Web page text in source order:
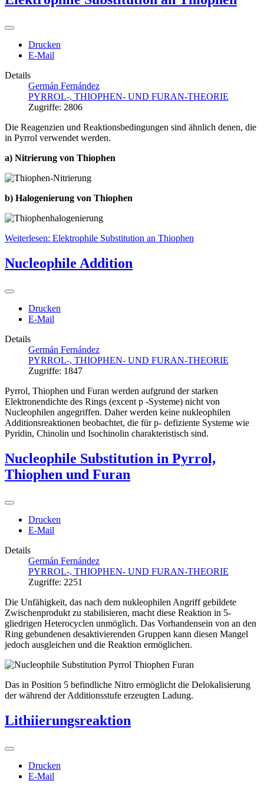
Drucken
E-Mail
Details
Germán Fernández
PYRROL-, THIOPHEN- UND FURAN-THEORIE
Zugriffe: 2806
Die Reagenzien und Reaktionsbedingungen sind ähnlich denen, die
in Pyrrol verwendet werden.
a) Nitrierung von Thiophen
b) Halogenierung von Thiophen
Weiterlesen: Elektrophile Substitution an Thiophen
Nucleophile Addition
Drucken
E-Mail
Details
Germán Fernández
PYRROL-, THIOPHEN- UND FURAN-THEORIE
Zugriffe: 1847
Pyrrol, Thiophen und Furan werden aufgrund der starken
Elektronendichte des Rings (excent p -Systeme) nicht von
Nucleophilen angegriffen. Daher werden keine nukleophilen
Additionsreaktionen beobachtet, die fürp- defiziente Systeme wie
Pyridin, Chinolin und Isochinolin charakteristisch sind.
Nucleophile Substitution in Pyrrol,
Thiophen und Furan
Drucken
E-Mail
Details
Germán Fernández
PYRROL-, THIOPHEN- UND FURAN-THEORIE
Zugriffe: 2251
Die Unfähigkeit, das nach dem nukleophilen Angriff gebildete
Zwischenprodukt zu stabilisieren, macht diese Reaktion in 5-
gliedrigen Heterocyclen unmöglich. Das Vorhandensein von an den
Ring gebundenen desaktivierenden Gruppen kann diesen Mangel
jedoch ausgleichen und die Reaktion ermöglichen.
Das in Position 5 befindliche Nitro ermöglicht die Delokalisierung
der während der Additionsstufe erzeugten Ladung.
Lithiierungsreaktion
Drucken
E-Mail